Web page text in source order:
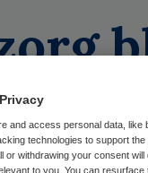
and access personal data, like
technologies to support
or withdrawing your consent
to you. You can